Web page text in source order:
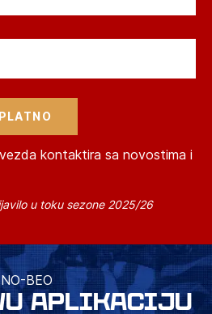
kontaktira sa novostima i
u toku sezone 2025/26
BEO
APLIKACIJU